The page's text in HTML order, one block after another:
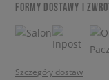
FORMY DOSTAWY I
Szczegóły dostaw